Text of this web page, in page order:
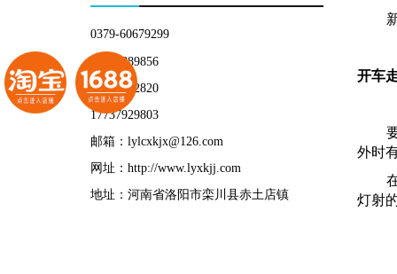
开车
外时
灯射
0379-60679299
13603889856
17739082820
17737929803
邮箱：lylcxkjx@126.com
网址：http://www.lyxkjj.com
地址：河南省洛阳市栾川县赤土店镇